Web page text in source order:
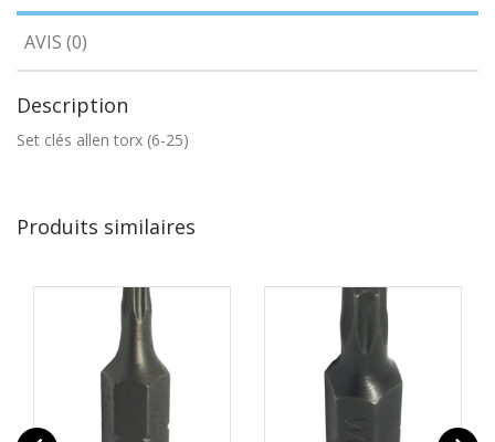
AVIS (0)
Description
Set clés allen torx (6-25)
Produits similaires